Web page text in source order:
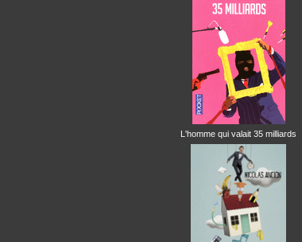
L'homme qui valait 35 milliards